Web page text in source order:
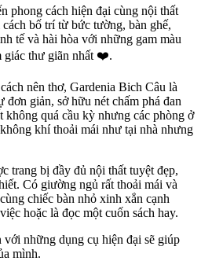
phong cách hiện đại cùng nội thất
bố trí từ bức tường, bàn ghế,
tế và hài hòa với những gam màu
giác thư giãn nhất ❤️.
nên thơ, Gardenia Bich Câu là
đơn giản, sở hữu nét chấm phá đan
không quá cầu kỳ nhưng các phòng ở
khí thoải mái như tại nhà nhưng
trang bị đầy đủ nội thất tuyệt đẹp,
Có giường ngủ rất thoải mái và
chiếc bàn nhỏ xinh xắn cạnh
hoặc là đọc một cuốn sách hay.
những dụng cụ hiện đại sẽ giúp
mình.